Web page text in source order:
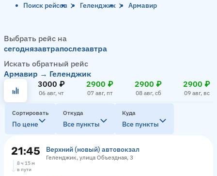
Поиск рейсов Геленджик Армавир
Выбрать рейс на
сегоднязавтрапослезавтра
Искать обратный рейс
Армавир → Геленджик
3000 ₽
06 авг, чт
2900 ₽
07 авг, пт
2900 ₽
08 авг, сб
2900 ₽
09 авг, вс
Сортировать
По цене
Откуда
Все пункты
Куда
Все пункты
21:45 Верхний (новый) автовокзал
Геленджик, улица Объездная, 3
8 ч 15 м
в пути